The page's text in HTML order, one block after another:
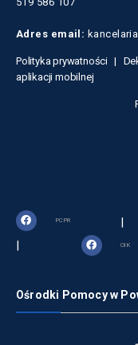
Adres email:
Polityka prywatności |
aplikacji mobilnej
PCPR |
| OIK
Ośrodki Pomocy w